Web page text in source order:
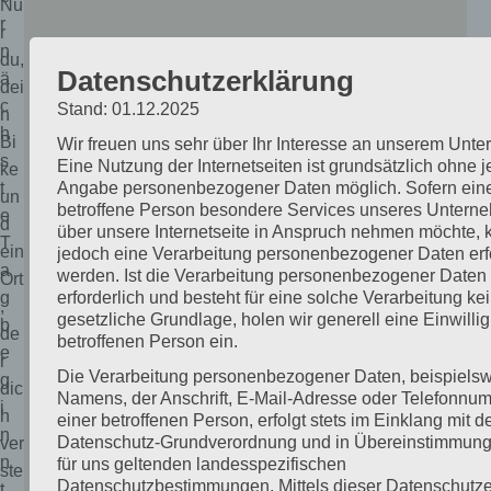
r
n
ä
c
h
s
t
e
T
a
g
b
e
g
i
n
n
Nu
r
du,
dei
n
Bi
ke
un
d
ein
Ort
,
de
r
dic
h
ver
ste
Datenschutzerklärung
Stand: 01.12.2025
Wir freuen uns sehr über Ihr Interesse an unserem
Eine Nutzung der Internetseiten ist grundsätzlich ohne
Angabe personenbezogener Daten möglich. Sofern
betroffene Person besondere Services unseres
über unsere Internetseite in Anspruch nehmen möchte,
jedoch eine Verarbeitung personenbezogener Daten
werden. Ist die Verarbeitung personenbezogener Daten
erforderlich und besteht für eine solche Verarbeitung
gesetzliche Grundlage, holen wir generell eine
betroffenen Person ein.
Die Verarbeitung personenbezogener Daten,
Namens, der Anschrift, E-Mail-Adresse oder
einer betroffenen Person, erfolgt stets im Einklang mit
Datenschutz-Grundverordnung und in
für uns geltenden landesspezifischen
Datenschutzbestimmungen. Mittels dieser